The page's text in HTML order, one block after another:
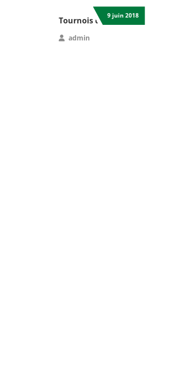
9 juin 2018
Tournois du Ramadan
admin